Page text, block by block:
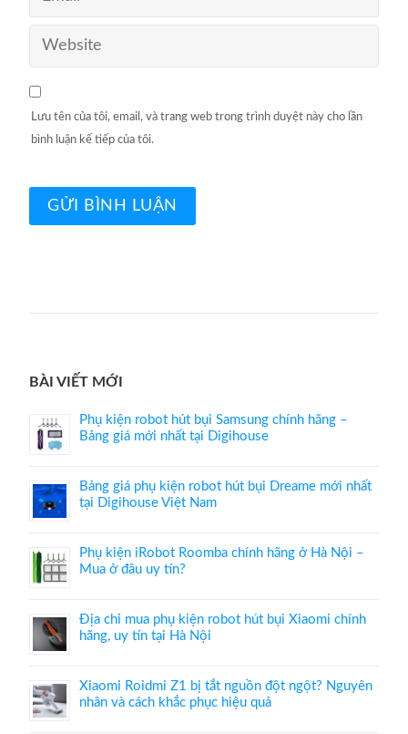
Lưu tên của tôi, email, và trang web trong trình duyệt này cho lần
bình luận kế tiếp của tôi.
BÀI VIẾT MỚI
Phụ kiện robot hút bụi Samsung chính hãng –
Bảng giá mới nhất tại Digihouse
Bảng giá phụ kiện robot hút bụi Dreame mới nhất
tại Digihouse Việt Nam
Phụ kiện iRobot Roomba chính hãng ở Hà Nội –
Mua ở đâu uy tín?
Địa chỉ mua phụ kiện robot hút bụi Xiaomi chính
hãng, uy tín tại Hà Nội
Xiaomi Roidmi Z1 bị tắt nguồn đột ngột? Nguyên
nhân và cách khắc phục hiệu quả